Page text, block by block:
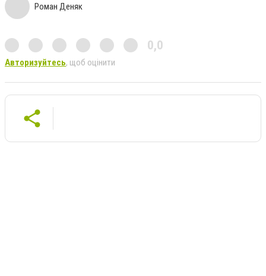
Роман Деняк
0,0
Авторизуйтесь, щоб оцінити